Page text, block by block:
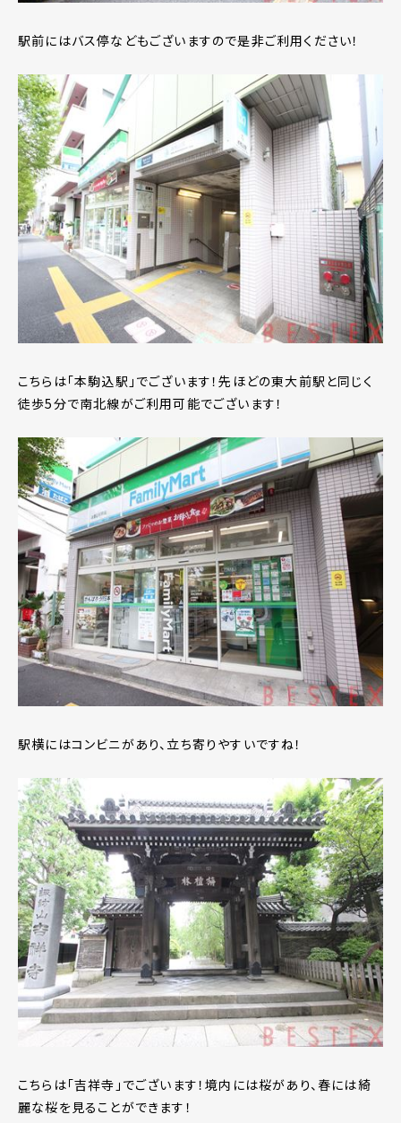
駅前にはバス停などもございますので是非ご利用ください！
こちらは「本駒込駅」でございます！先ほどの東大前駅と同じく
徒歩5分で南北線がご利用可能でございます！
駅横にはコンビニがあり、立ち寄りやすいですね！
こちらは「吉祥寺」でございます！境内には桜があり、春には綺
麗な桜を見ることができます！